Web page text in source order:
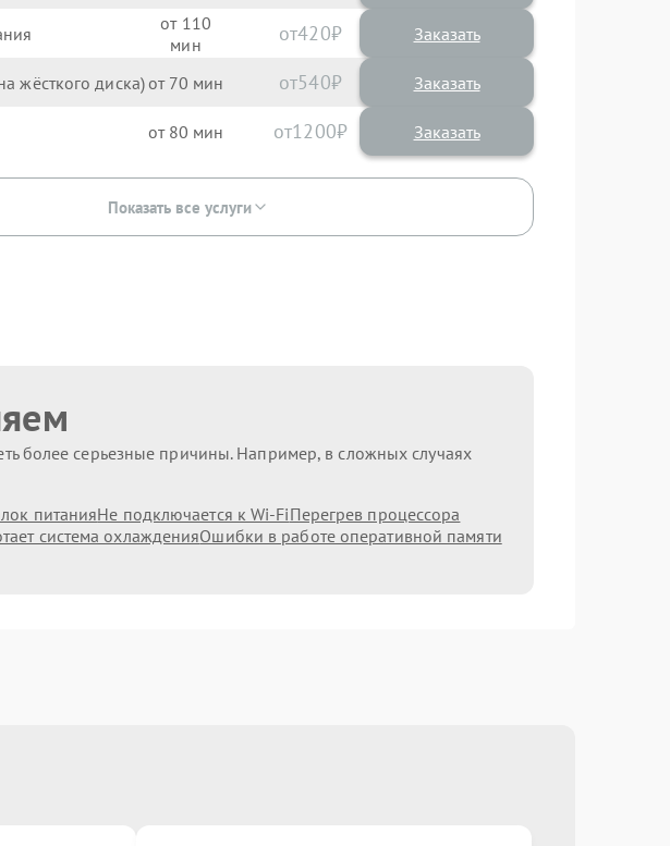
110 420
жёсткого диска) 70 540
80 1200
Показать все услуги
более серьезные причины. Например, в сложных случаях
питанияНе подключается к Wi-FiПерегрев процессора
система охлажденияОшибки в работе оперативной памяти